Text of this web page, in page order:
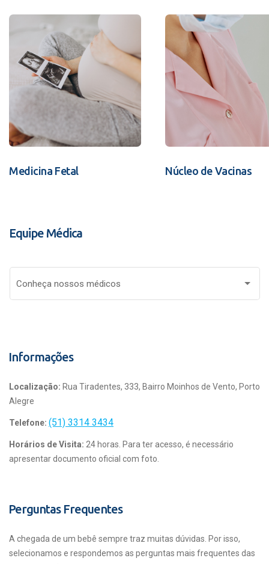
Medicina Fetal Núcleo de Vacinas
Equipe Médica
Conheça nossos médicos
Informações
Localização: Rua Tiradentes, 333, Bairro Moinhos de Vento, Porto
Alegre
Telefone: (51) 3314 3434
Horários de Visita: 24 horas. Para ter acesso, é necessário
apresentar documento oficial com foto.
Perguntas Frequentes
A chegada de um bebê sempre traz muitas dúvidas. Por isso,
selecionamos e respondemos as perguntas mais frequentes das